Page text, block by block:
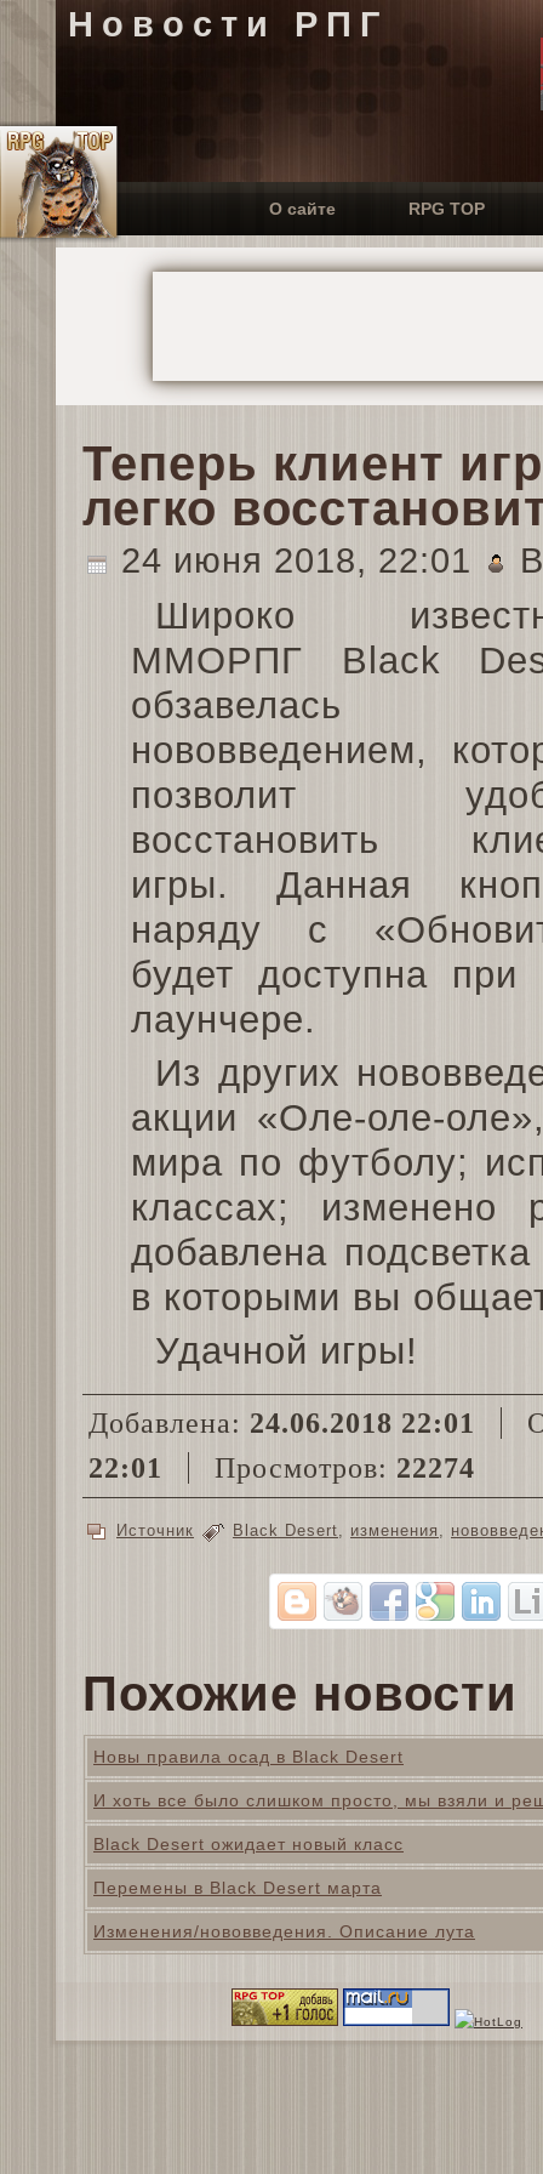
Новости РПГ
О сайте RPG TOP
Теперь клиент
легко
24 июня 2018, 22:01
Широко
ММОРПГ Black
обзавелась
нововведением,
позволит
восстановить
игры. Данная
наряду с
будет доступна
лаунчере.
Из других
акции «Оле-оле-
мира по футболу;
классах; изменено
добавлена
в которыми вы
Удачной игры!
Добавлена: 24.06.2018 22:01
22:01
Просмотров: 22274
Источник Black Desert, изменения ,
Похожие новости
Новы правила осад в Black Desert
И хоть все было слишком просто, мы взяли и
Black Desert ожидает новый класс
Перемены в Black Desert марта
Изменения/нововведения. Описание лута